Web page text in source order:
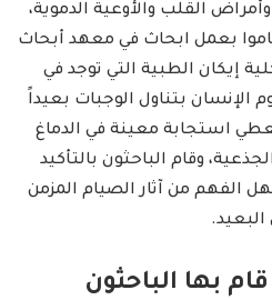
القلب والأوعية الدموية،
بعمل ابحاث في معهد أبحاث
إيكان الطبية التي توجد في
الإنسان بتناول الوجبات بعيداً
استجابة معينة في الدماغ
وقام الباحثون بالتأكيد
الفهم من آثار الصيام المزمن
بها الباحثون